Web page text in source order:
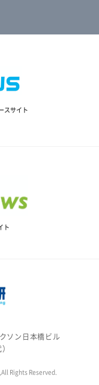
スサイト
ト
ソン日本橋ビル
Rights Reserved.